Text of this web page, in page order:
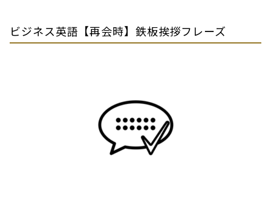
ビジネス英語【再会時】鉄板挨拶フレーズ